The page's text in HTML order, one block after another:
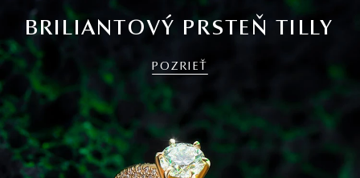
BRILIANTOVÝ PRSTEŇ TILLY
POZRIEŤ